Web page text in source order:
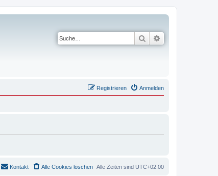
Suche
Anmelden
Registrieren
Alle Zeiten sind UTC+02:00
Alle Cookies löschen
Kontakt